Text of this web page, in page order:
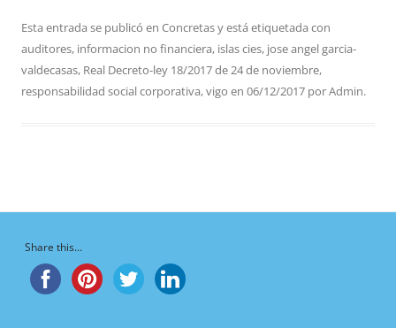
Esta entrada se publicó en Concretasy está etiquetada con
auditores, informacion no financiera, islas cies, jose angel garcia-
valdecasas, Real Decreto-ley 18/2017 de 24 de noviembre,
responsabilidad social corporativa,vigo en 06/12/2017 porAdmin.
Share this...